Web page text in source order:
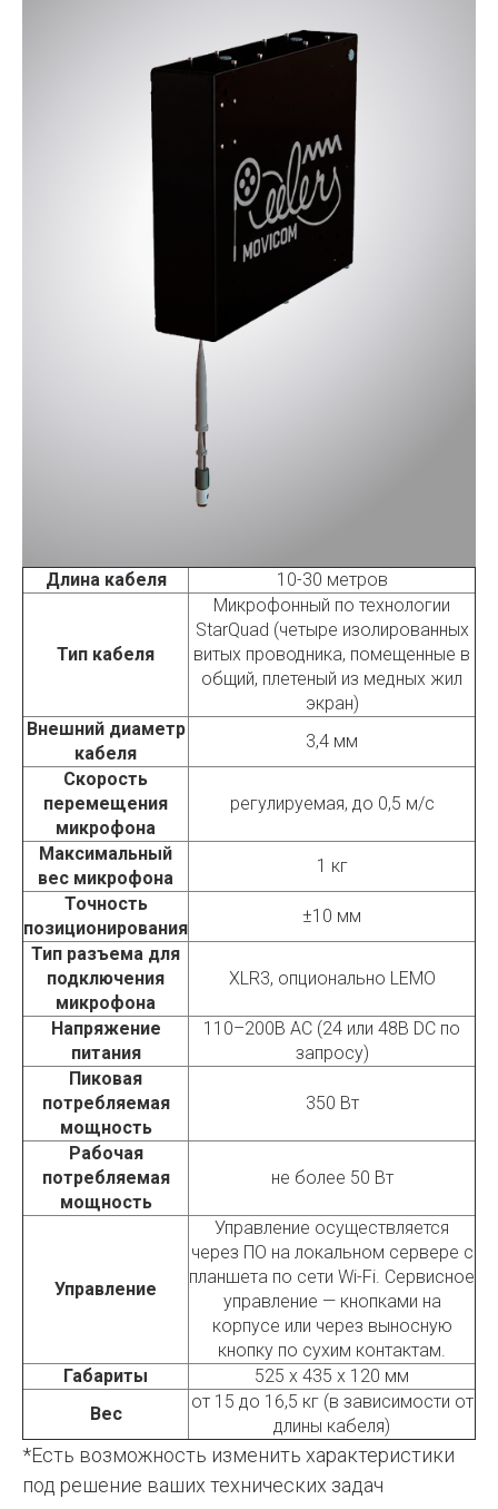
Длина кабеля 10-30 метров
Тип кабеля
Микрофонный по технологии
StarQuad (четыре изолированных
витых проводника, помещенные в
общий, плетеный из медных жил
экран)
Внешний диаметр
кабеля
3,4 мм
Скорость
перемещения
микрофона
регулируемая, до 0,5 м/с
Максимальный
вес микрофона
1 кг
Точность
позиционирования
±10 мм
Тип разъема для
подключения
микрофона
XLR3, опционально LEMO
Напряжение
питания
110–200В AC (24 или 48В DC по
запросу)
Пиковая
потребляемая
мощность
350 Вт
Рабочая
потребляемая
мощность
не более 50 Вт
Управление
Управление осуществляется
через ПО на локальном сервере с
планшета по сети Wi-Fi. Сервисное
управление — кнопками на
корпусе или через выносную
кнопку по сухим контактам.
Габариты
525 х 435 х 120 мм
Вес
от 15 до 16,5 кг (в зависимости от
длины кабеля)
*Есть возможность изменить характеристики
под решение ваших технических задач